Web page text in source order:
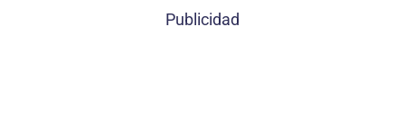
Publicidad